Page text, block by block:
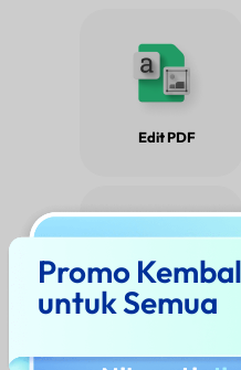
Edit PDF
Protect PDF
Promo
untuk Semua